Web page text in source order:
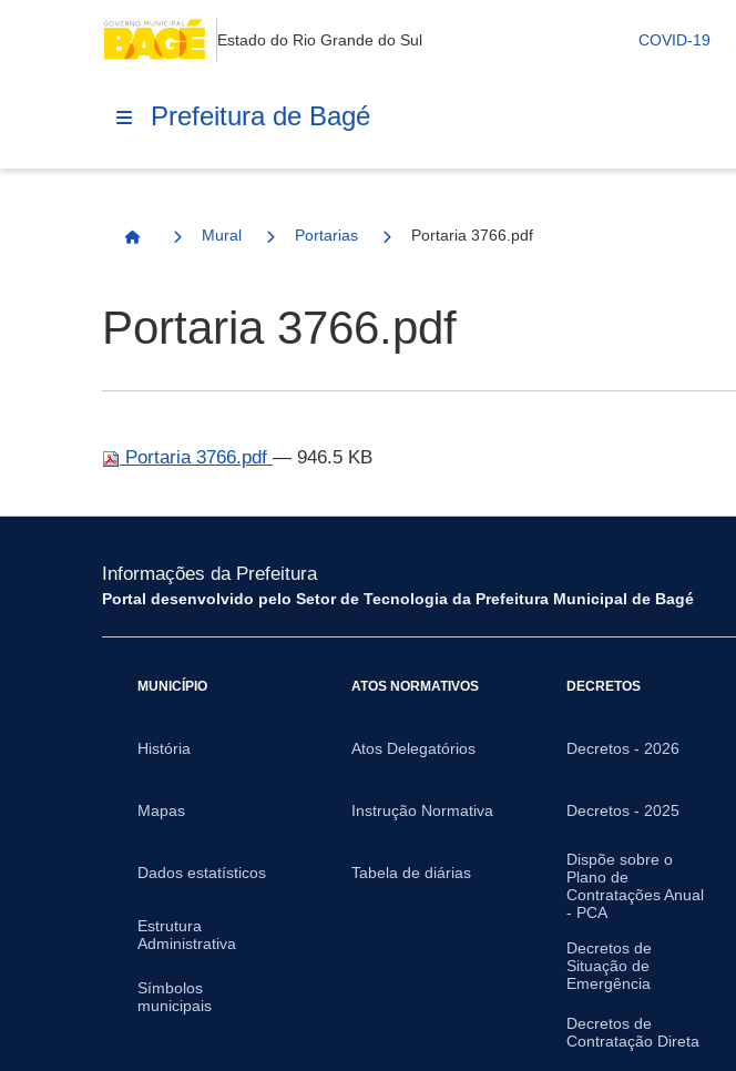
Estado do Rio Grande do Sul COVID-19
Prefeitura de Bagé
Página Inicial
Mural Portarias Portaria 3766.pdf
Portaria 3766.pdf
Portaria 3766.pdf — 946.5 KB
Informações da Prefeitura
Portal desenvolvido pelo Setor de Tecnologia da Prefeitura Municipal de Bagé
MUNICÍPIO
História
Mapas
Dados estatísticos
Estrutura
Administrativa
Símbolos
municipais
ATOS NORMATIVOS
Atos Delegatórios
Instrução Normativa
Tabela de diárias
DECRETOS
Decretos - 2026
Decretos - 2025
Dispõe sobre o
Plano de
Contratações Anual
- PCA
Decretos de
Situação de
Emergência
Decretos de
Contratação Direta